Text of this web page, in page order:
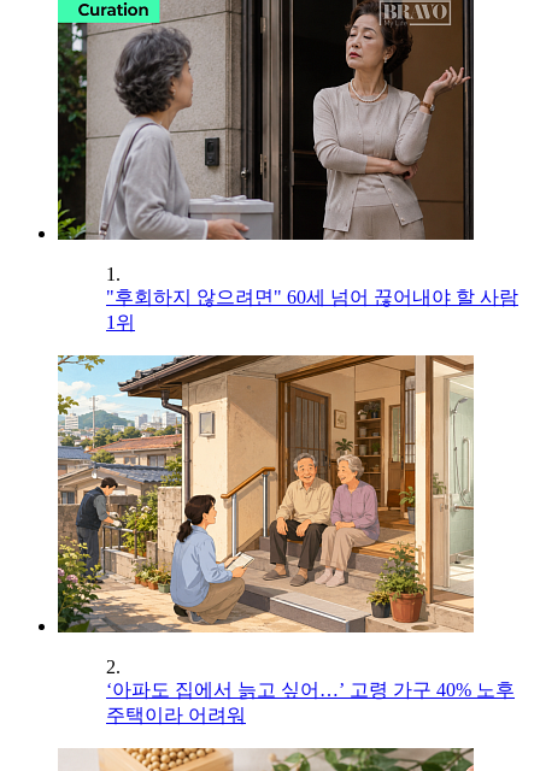
1.
"후회하지 않으려면" 60세 넘어 끊어내야 할 사람
1위
2.
‘아파도 집에서 늙고 싶어…’ 고령 가구 40% 노후
주택이라 어려워